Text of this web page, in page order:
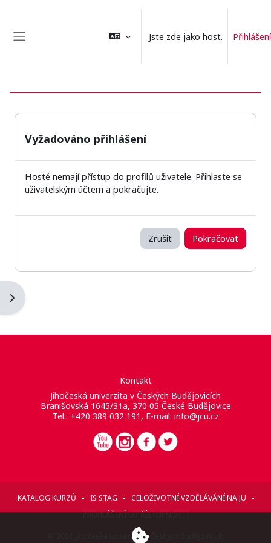
Jste zde jako host. Přihlášení
Otevřít panel bloku
Vyžadováno přihlášení
Hosté nemají přístup do profilů uživatele. Přihlaste se
uživatelským účtem a pokračujte.
Zrušit Pokračovat
Kontakt
Jihočeská univerzita v Českých Budějovicích
Branišovská 1645/31a, 370 05 České Budějovice
Tel.: +420 389 032 191, E-mail: info@jcu.cz
KATALOG KURZŮ IS STAG
CELOŽIVOTNÍ VZDĚLÁVÁNÍ NA JU
PROHLÁŠENÍ O PŘÍSTUPNOSTI
© 2026 Jihočeská univerzita v Českých Budějovicích